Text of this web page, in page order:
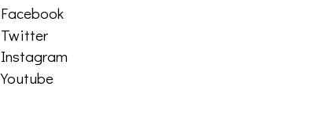
Facebook
Twitter
Instagram
Youtube